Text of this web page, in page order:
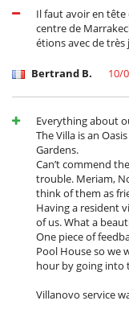
Il faut avoir en tête
centre de
étions avec de
Bertrand B. 10/
Everything about
The Villa is an
Gardens.
Can’t commend
trouble. Meriam,
think of them as
Having a resident
of us. What a
One piece of
Pool House so we
hour by going into
Villanovo service